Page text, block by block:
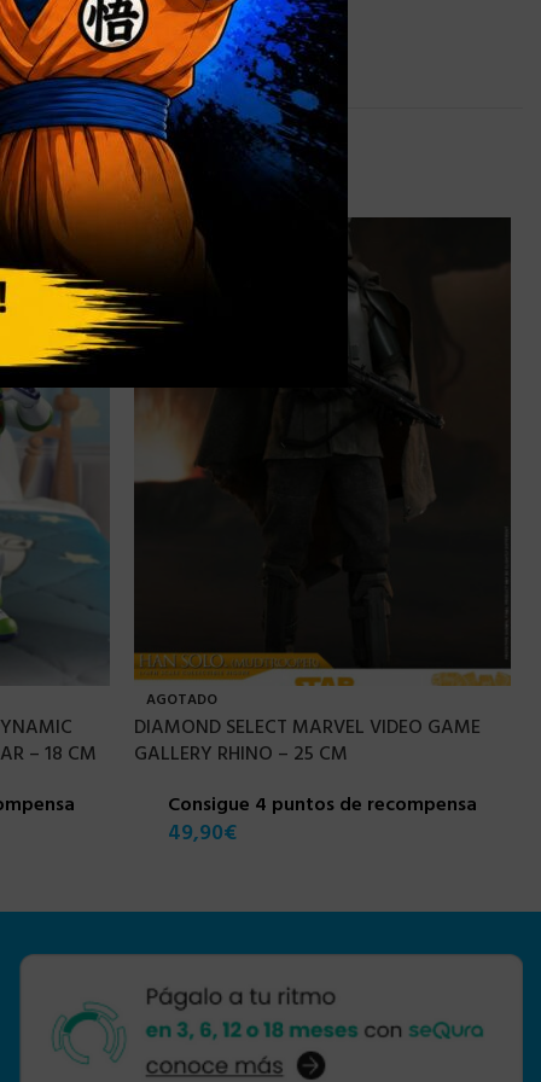
0,9 kg
– 18 CM
AGOTADO
DIAMOND SELECT MARVEL VIDEO GAME
GALLERY RHINO – 25 CM
Consigue 4 puntos de recompensa
49,90€